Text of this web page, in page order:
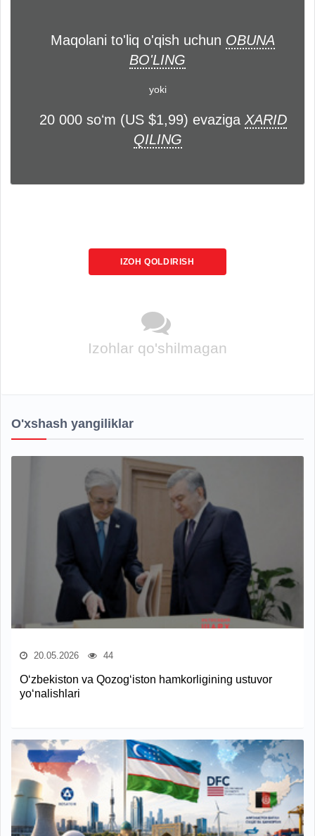
Maqolani to'liq o'qish uchun OBUNA
BO'LING
yoki
20 000 soʻm (US $1,99) evaziga XARID
QILING
IZOH QOLDIRISH
Izohlar qo'shilmagan
O'xshash yangiliklar
20.05.2026 44
O‘zbekiston va Qozog‘iston hamkorligining ustuvor
yo‘nalishlari